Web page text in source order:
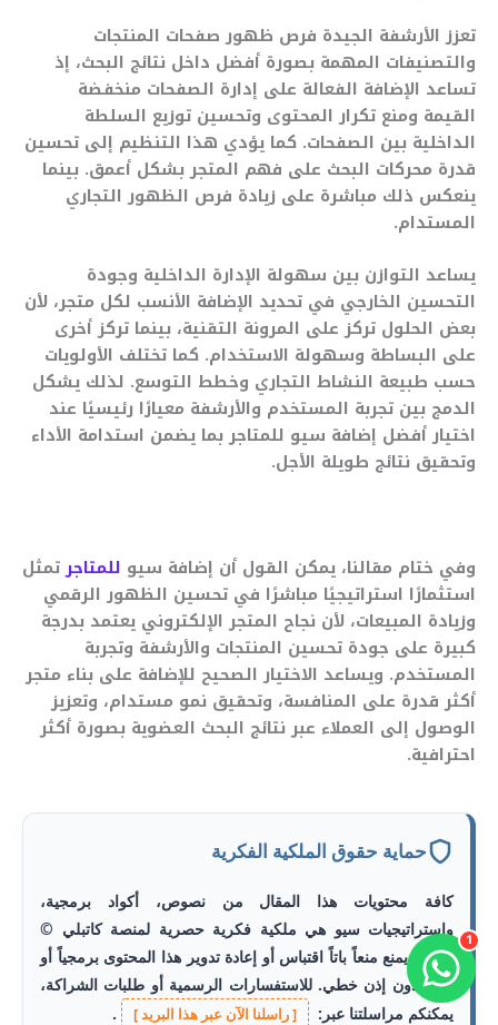
تعزز الأرشفة الجيدة فرص ظهور صفحات المنتجات
والتصنيفات المهمة بصورة أفضل داخل نتائج البحث، إذ
تساعد الإضافة الفعالة على إدارة الصفحات منخفضة
القيمة ومنع تكرار المحتوى وتحسين توزيع السلطة
الداخلية بين الصفحات. كما يؤدي هذا التنظيم إلى تحسين
قدرة محركات البحث على فهم المتجر بشكل أعمق. بينما
ينعكس ذلك مباشرة على زيادة فرص الظهور التجاري
المستدام.
يساعد التوازن بين سهولة الإدارة الداخلية وجودة
التحسين الخارجي في تحديد الإضافة الأنسب لكل متجر، لأن
بعض الحلول تركز على المرونة التقنية، بينما تركز أخرى
على البساطة وسهولة الاستخدام. كما تختلف الأولويات
حسب طبيعة النشاط التجاري وخطط التوسع. لذلك يشكل
الدمج بين تجربة المستخدم والأرشفة معيارًا رئيسيًا عند
اختيار أفضل إضافة سيو للمتاجر بما يضمن استدامة الأداء
وتحقيق نتائج طويلة الأجل.
وفي ختام مقالنا، يمكن القول أن إضافة سيو للمتاجرتمثل
استثمارًا استراتيجيًا مباشرًا في تحسين الظهور الرقمي
وزيادة المبيعات، لأن نجاح المتجر الإلكتروني يعتمد بدرجة
كبيرة على جودة تحسين المنتجات والأرشفة وتجربة
المستخدم. ويساعد الاختيار الصحيح للإضافة على بناء متجر
أكثر قدرة على المنافسة، وتحقيق نمو مستدام، وتعزيز
الوصول إلى العملاء عبر نتائج البحث العضوية بصورة أكثر
احترافية.
حماية حقوق الملكية الفكرية
كافة محتويات هذا المقال من نصوص، أكواد برمجية،
واستراتيجيات سيو هي ملكية فكرية حصرية لمنصةكاتبلي ©
2026. يمنع منعاً باتاً اقتباس أو إعادة تدوير هذا المحتوى برمجياً أو
كتابياً دون إذن خطي. للاستفسارات الرسمية أو طلبات الشراكة،
يمكنكم مراسلتنا عبر:
[ راسلنا الآن عبر هذا البريد ] .
1